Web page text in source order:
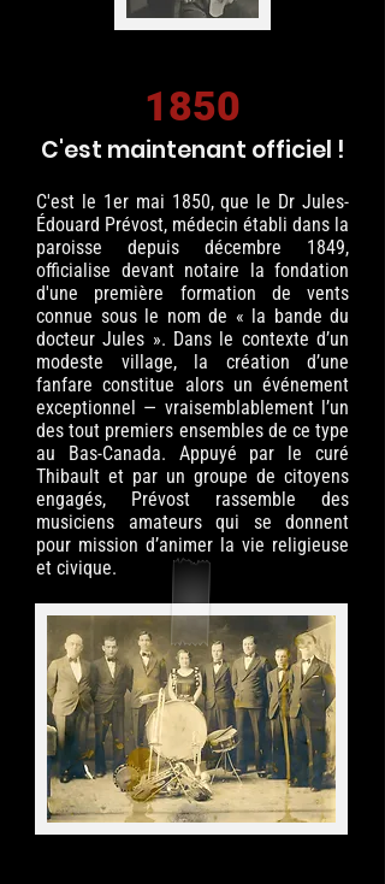
1850
C'est maintenant officiel !
C'est le 1er mai 1850, que le Dr Jules-
Édouard Prévost, médecin établi dans la
paroisse depuis décembre 1849,
officialise devant notaire la fondation
d'une première formation de vents
connue sous le nom de « la bande du
docteur Jules ». Dans le contexte d’un
modeste village, la création d’une
fanfare constitue alors un événement
exceptionnel — vraisemblablement l’un
des tout premiers ensembles de ce type
au Bas-Canada. Appuyé par le curé
Thibault et par un groupe de citoyens
engagés, Prévost rassemble des
musiciens amateurs qui se donnent
pour mission d’animer la vie religieuse
et civique.